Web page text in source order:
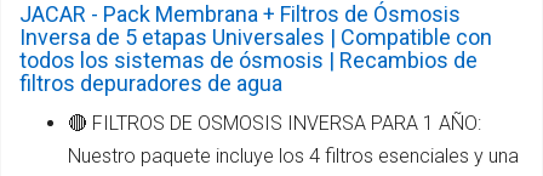
JACAR - Pack Membrana + Filtros de Ósmosis
Inversa de 5 etapas Universales | Compatible con
todos los sistemas de ósmosis | Recambios de
filtros depuradores de agua
🔴 FILTROS DE OSMOSIS INVERSA PARA 1 AÑO:
Nuestro paquete incluye los 4 filtros esenciales y una